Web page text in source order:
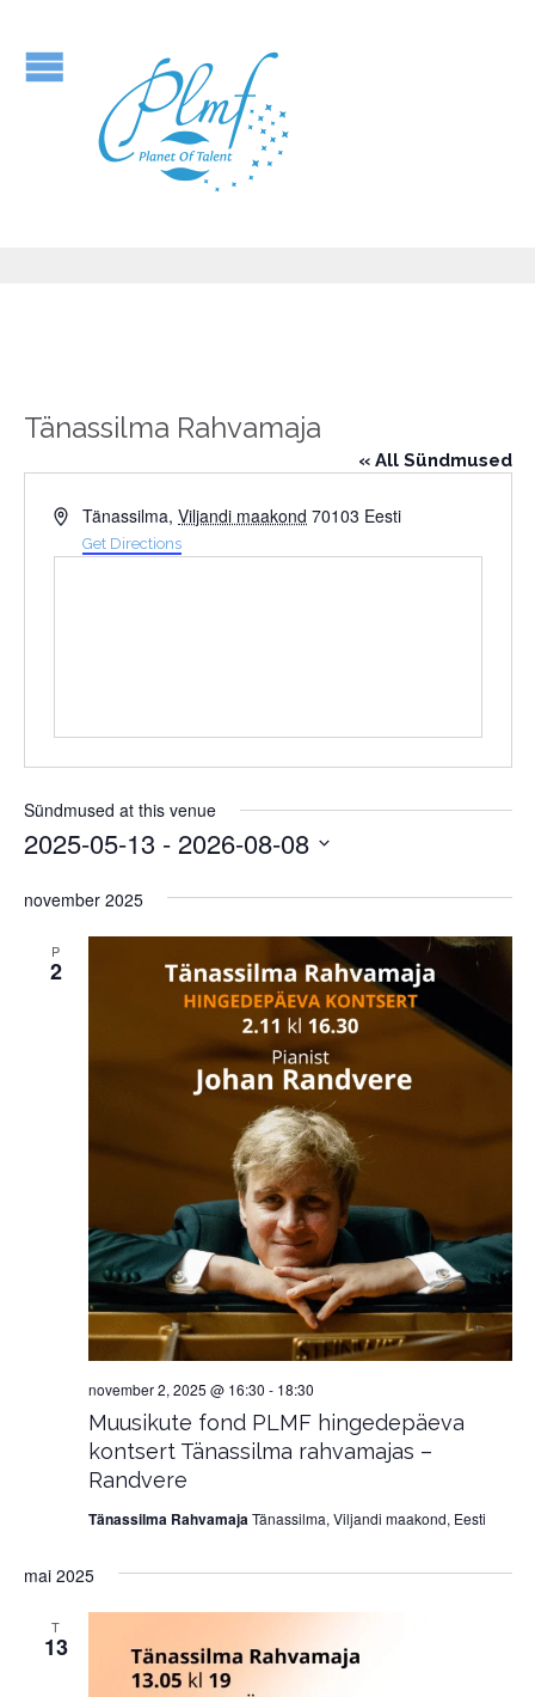
Tänassilma Rahvamaja
« All Sündmused
AddressTänassilma, Viljandi maakond 70103 Eesti
Get Directions
Sündmused at this venue
2025-05-13 - 2026-08-08
date.
november 2025
P
2
Muusikute fond PLMF hingedepäeva
kontsert Tänassilma rahvamajas –
Randvere
november 2, 2025 @ 16:30 - 18:30
Tänassilma RahvamajaTänassilma, Viljandi maakond, Eesti
mai 2025
T
13